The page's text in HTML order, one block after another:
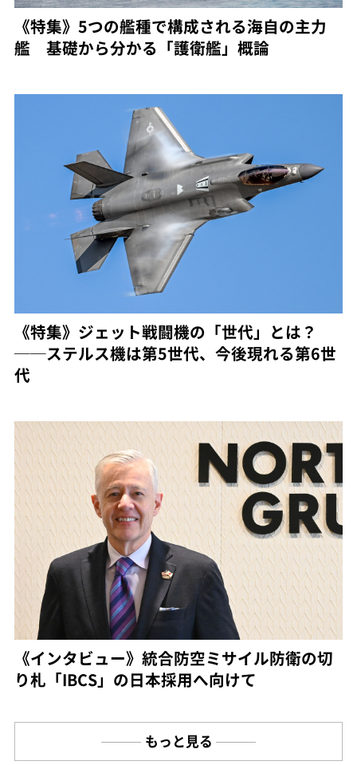
《特集》5つの艦種で構成される海自の主力
艦 基礎から分かる「護衛艦」概論
《特集》ジェット戦闘機の「世代」とは？
──ステルス機は第5世代、今後現れる第6世
代
《インタビュー》統合防空ミサイル防衛の切
り札「IBCS」の日本採用へ向けて
もっと見る